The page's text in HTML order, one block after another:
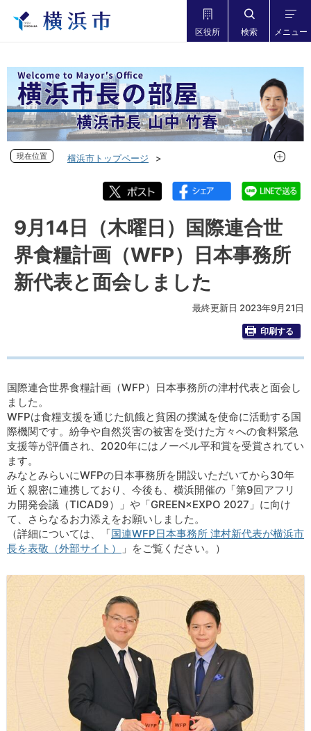
区役所 検索 メニュー
現在位置
横浜市トップページ
フォトダイアリー 2023年度
フォトダイアリー 2023年9月
9月14日（木曜日）国際連合世界食糧計画（WFP）日本事務
所新代表と面会しました
現在位
9月14日（木曜日）国際連合世
界食糧計画（WFP）日本事務所
新代表と面会しました
最終更新日 2023年9月21日
印刷する
国際連合世界食糧計画（WFP）日本事務所の津村代表と面会し
ました。
WFPは食糧支援を通じた飢餓と貧困の撲滅を使命に活動する国
際機関です。紛争や自然災害の被害を受けた方々への食料緊急
支援等が評価され、2020年にはノーベル平和賞を受賞されてい
ます。
みなとみらいにWFPの日本事務所を開設いただいてから30年
近く親密に連携しており、今後も、横浜開催の「第9回アフリ
カ開発会議（TICAD9）」や「GREEN×EXPO 2027」に向け
て、さらなるお力添えをお願いしました。
（詳細については、「国連WFP日本事務所 津村新代表が横浜市
長を表敬（外部サイト）
」をご覧ください。）